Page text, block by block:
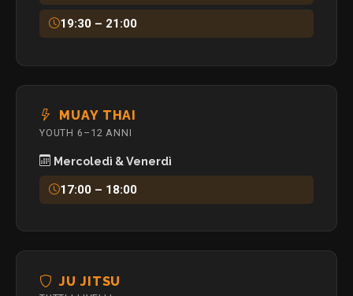
19:30 – 21:00
MUAY THAI
YOUTH 6–12 ANNI
Mercoledì & Venerdì
17:00 – 18:00
JU JITSU